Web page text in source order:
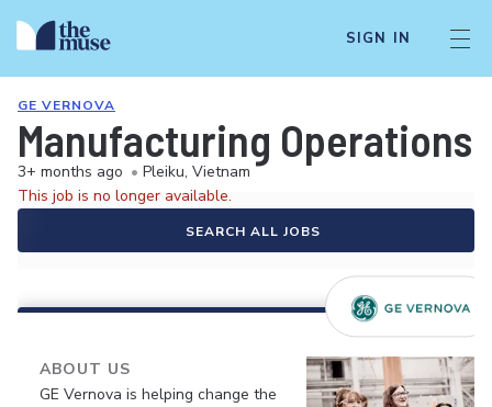
SIGN IN
GE VERNOVA
Manufacturing Operations
3+ months ago • Pleiku, Vietnam
This job is no longer available.
SEARCH ALL JOBS
ABOUT US
GE Vernova is helping change the